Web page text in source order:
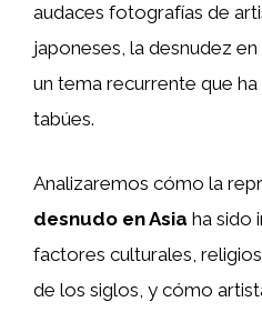
audaces fotografías de
japoneses, la desnudez
un tema recurrente que
tabúes.
Analizaremos cómo la
desnudo en Asia ha sido
factores culturales,
de los siglos, y cómo